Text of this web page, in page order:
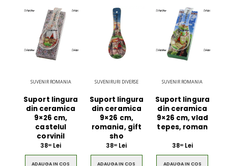
SUVENIR ROMANIA
Suport lingura
din ceramica
9×26 cm,
castelul
corvinil
3800 Lei
ADAUGA IN COS
SUVENIRURI DIVERSE
Suport lingura
din ceramica
9×26 cm,
romania, gift
sho
3800 Lei
ADAUGA IN COS
SUVENIR ROMANIA
Suport lingura
din ceramica
9×26 cm, vlad
tepes, roman
3800Lei
ADAUGA IN COS